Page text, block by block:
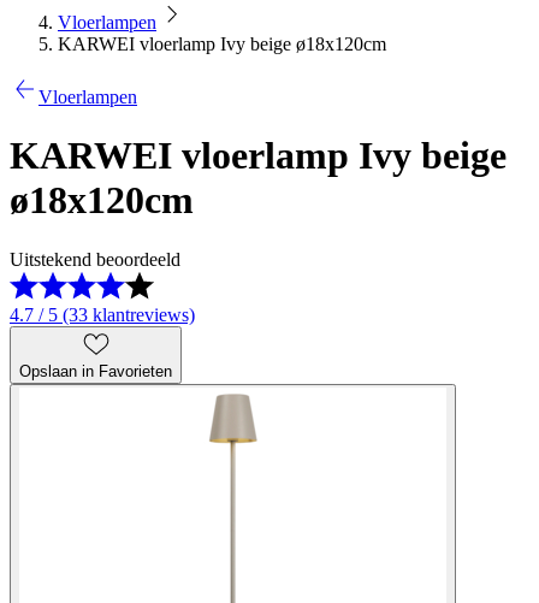
Vloerlampen
KARWEI vloerlamp Ivy beige ø18x120cm
Vloerlampen
KARWEI vloerlamp Ivy beige
ø18x120cm
Uitstekend beoordeeld
4.7 / 5 (33 klantreviews)
Opslaan in Favorieten